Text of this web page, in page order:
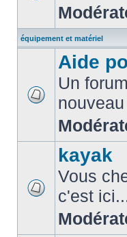
équipement et matériel
Aide
Un
kayak
Vous
c'est